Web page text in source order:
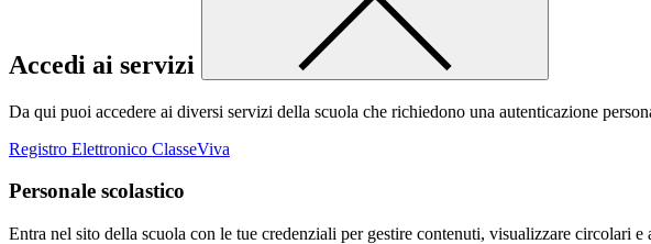
Accedi ai servizi
Da qui puoi accedere ai diversi servizi della scuola che richiedono una autenticazione
Registro Elettronico ClasseViva
Personale scolastico
Entra nel sito della scuola con le tue credenziali per gestire contenuti, visualizzare circolari e